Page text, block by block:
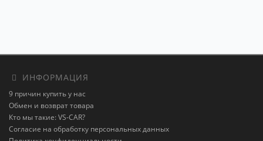
ИНФОРМАЦИЯ
9 причин купить у нас
Обмен и возврат товара
Кто мы такие: VS-CAR?
Согласие на обработку персональных данных